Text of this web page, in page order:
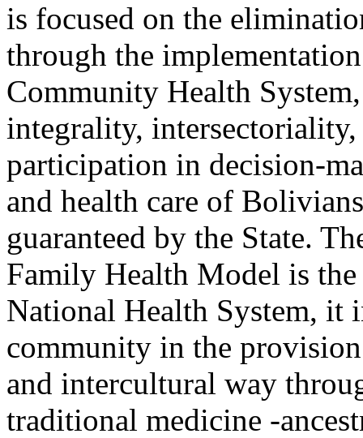
is focused on the
through the
Community Health
integrality,
participation in decision-
and health care of
guaranteed by the State.
Family Health Model is
National Health System, it
community in the
and intercultural way
traditional medicine -